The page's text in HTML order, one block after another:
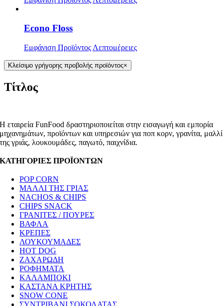
Econo Floss
Εμφάνιση Προϊόντος Λεπτομέρειες
Κλείσιμο γρήγορης προβολής προϊόντος×
Τίτλος
Η εταιρεία FunFood δραστηριοποιείται στην εισαγωγή και εμπορία
μηχανημάτων, προϊόντων και υπηρεσιών για ποπ κορν, γρανίτα, μαλλί
της γριάς, λουκουμάδες, παγωτό, παιχνίδια.
ΚΑΤΗΓΟΡΙΕΣ ΠΡΟΪΟΝΤΩΝ
POP CORN
ΜΑΛΛΙ ΤΗΣ ΓΡΙΑΣ
NACHOS & CHIPS
CHIPS SNACK
ΓΡΑΝΙΤΕΣ / ΠΟΥΡΕΣ
ΒΑΦΛΑ
ΚΡΕΠΕΣ
ΛΟΥΚΟΥΜΑΔΕΣ
HOT DOG
ΖΑΧΑΡΩΔΗ
ΡΟΦΗΜΑΤΑ
ΚΑΛΑΜΠΟΚΙ
ΚΑΣΤΑΝΑ ΚΡΗΤΗΣ
SNOW CONE